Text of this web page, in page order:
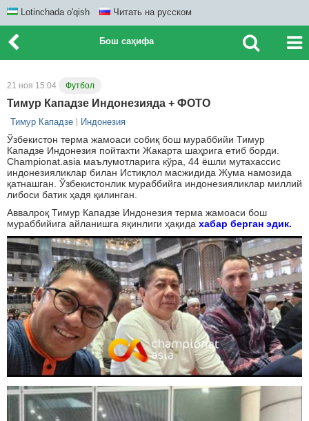
Lotinchada o'qish Читать на русском
Бош саҳифа
21 ноя 15:04 Футбол
Тимур Кападзе Индонезияда + ФОТО
Тимур Кападзе Индонезия
Ўзбекистон терма жамоаси собиқ бош мураббийи Тимур
Кападзе Индонезия пойтахти Жакарта шаҳрига етиб борди.
Championat.asia маълумотларига кўра, 44 ёшли мутахассис
индонезияликлар билан Истиқлол масжидида Жума намозида
қатнашган. Ўзбекистонлик мураббийга индонезияликлар миллий
либоси батик ҳадя қилинган.
Аввалроқ Тимур Кападзе Индонезия терма жамоаси бош
мураббийига айланишга яқинлиги ҳақида хабар берган эдик.